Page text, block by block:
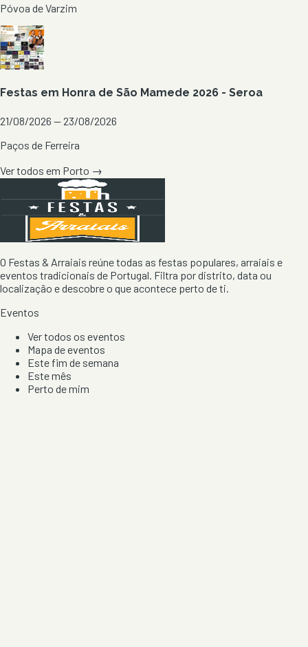
Póvoa de Varzim
Festas em Honra de São Mamede 2026 - Seroa
21/08/2026 — 23/08/2026
Paços de Ferreira
Ver todos em Porto →
O Festas & Arraiais reúne todas as festas populares, arraiais e
eventos tradicionais de Portugal. Filtra por distrito, data ou
localização e descobre o que acontece perto de ti.
Eventos
Ver todos os eventos
Mapa de eventos
Este fim de semana
Este mês
Perto de mim